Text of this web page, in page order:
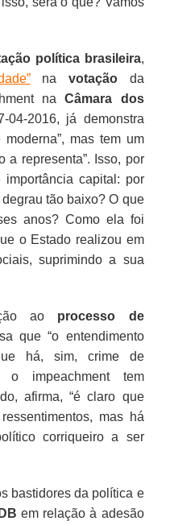
política brasileira,
na votaçãoda
na Câmara dos
04-2016, já demonstra
mas tem um
a representa”. Isso, por
capital: por
tão baixo? O que
anos? Como ela foi
o Estado realizou em
suprimindo a sua
ao processo de
que “o entendimento
há, sim, crime de
o impeachment tem
afirma, “é claro que
mas há
corriqueiro a ser
bastidores da política e
em relação à adesão